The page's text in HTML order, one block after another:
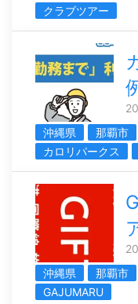
クラブツアー
沖縄県
那覇市
カロリパークス
沖縄県
那覇市
GAJUMARU